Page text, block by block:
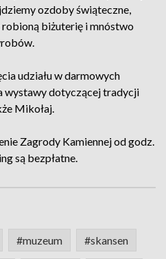
ozdoby świąteczne,
biżuterię i mnóstwo
udziału w darmowych
wystawy dotyczącej tradycji
Mikołaj.
Zagrody Kamiennej od godz.
są bezpłatne.
#muzeum #skansen